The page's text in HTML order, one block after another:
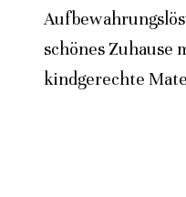
schönes Zuhause
kindgerechte